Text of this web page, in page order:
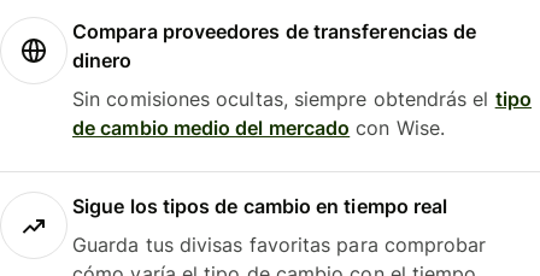
Compara proveedores de transferencias de
dinero
Sin comisiones ocultas, siempre obtendrás el tipo
de cambio medio del mercado con Wise.
Sigue los tipos de cambio en tiempo real
Guarda tus divisas favoritas para comprobar